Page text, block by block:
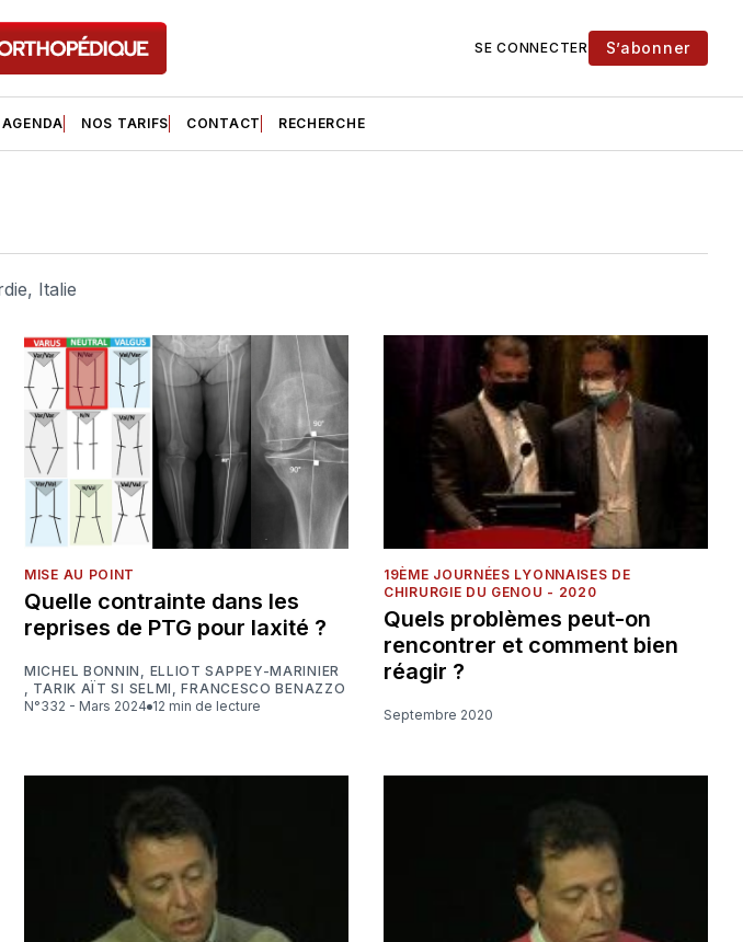
SE CONNECTER S’abonner
AGENDA NOS TARIFS CONTACT RECHERCHE
Italie
MISE AU POINT
Quelle contrainte dans les
reprises de PTG pour laxité ?
MICHEL BONNIN , ELLIOT SAPPEY-MARINIER
, TARIK AÏT SI SELMI ,FRANCESCO BENAZZO
N°332 - Mars 2024
12 min de lecture
19ÈME JOURNÉES LYONNAISES DE
CHIRURGIE DU GENOU - 2020
Quels problèmes peut-on
rencontrer et comment bien
réagir ?
Septembre 2020